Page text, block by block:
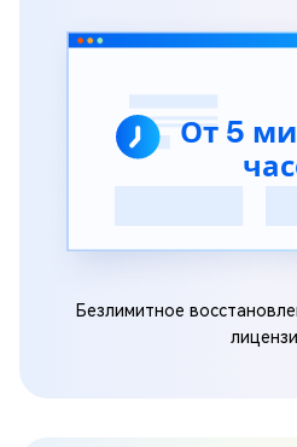
От 5
Безлимитное